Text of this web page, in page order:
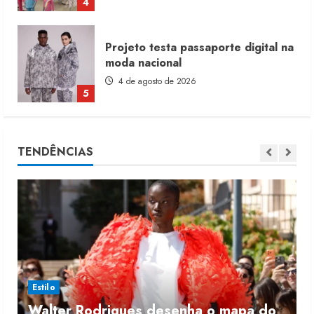
1
Dia dos Pais reforça retomada da
moda no varejo
7 de agosto de 2026
2
3
Renata Caixeta assume Movimento
Sou de Algodão
5 de agosto de 2026
TENDÊNCIAS
Estilo